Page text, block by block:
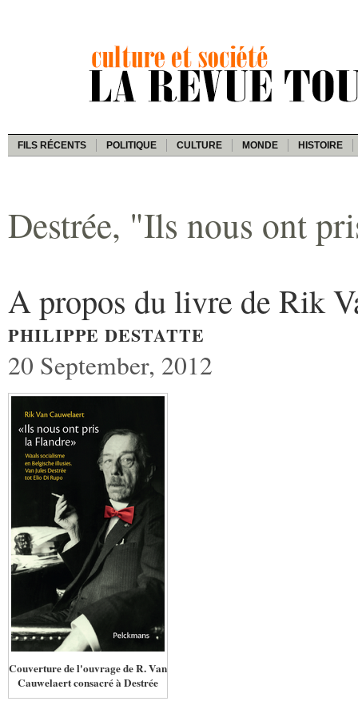
FILS RÉCENTS POLITIQUE CULTURE MONDE HISTOIRE
Destrée, "Ils nous ont
A propos du livre de Rik
PHILIPPE DESTATTE
20 September, 2012
Couverture de l'ouvrage de R. Van
Cauwelaert consacré à Destrée